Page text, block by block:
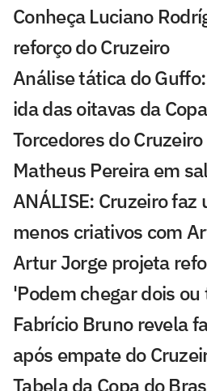
Conheça Luciano
reforço do Cruzeiro
Análise tática do
ida das oitavas da
Torcedores do
Matheus Pereira em
ANÁLISE: Cruzeiro faz
menos criativos com
Artur Jorge projeta
'Podem chegar dois ou
Fabrício Bruno revela
após empate do
Tabela da Copa do